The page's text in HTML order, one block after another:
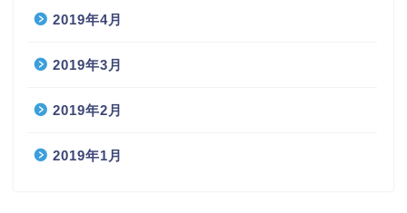
2019年4月
2019年3月
2019年2月
2019年1月